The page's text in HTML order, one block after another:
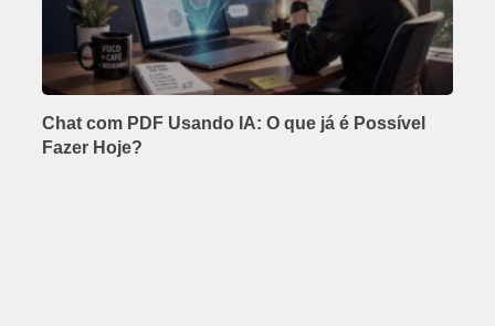
Chat com PDF Usando IA: O que já é Possível
Fazer Hoje?